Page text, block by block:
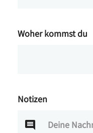
Woher kommst du
Notizen